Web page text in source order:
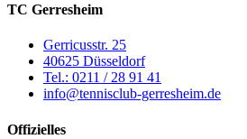
TC Gerresheim
Gerricusstr. 25
40625 Düsseldorf
Tel.: 0211 / 28 91 41
info@tennisclub-gerresheim.de
Offizielles